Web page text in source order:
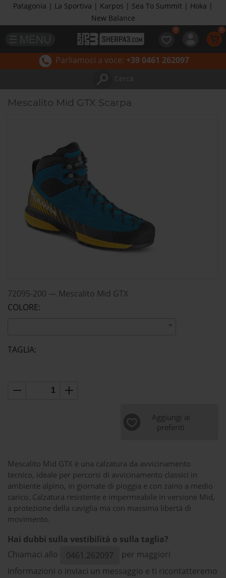
Patagonia | La Sportiva | Karpos | Sea To Summit | Hoka |
New Balance
Parliamoci a voce: +39 0461 262097
Cerca
Mescalito Mid GTX Scarpa
72095-200 — Mescalito Mid GTX
COLORE:
TAGLIA:
Aggiungi ai
preferiti
Mescalito Mid GTX è una calzatura da avvicinamento
tecnico, ideale per percorsi di avvicinamento classici in
ambiente alpino, in giornate di pioggia e con zaino a medio
carico. Calzatura resistente e impermeabile in versione Mid,
a protezione della caviglia ma con massima libertà di
movimento.
Hai dubbi sulla vestibilità o sulla taglia?
Chiamaci allo
0461.262097
per maggiori
informazioni o inviaci un messaggio e ti ricontatteremo